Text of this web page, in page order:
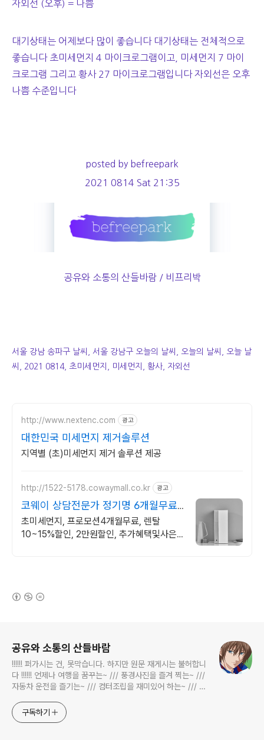
자외선 (오후) = 나쁨
대기상태는 어제보다 많이 좋습니다 대기상태는 전체적으로
좋습니다 초미세먼지 4 마이크로그램이고, 미세먼지 7 마이
크로그램 그리고 황사 27 마이크로그램입니다 자외선은 오후
나쁨 수준입니다
posted by befreepark
2021 0814 Sat 21:35
공유와 소통의 산들바람 / 비프리박
서울 강남 송파구 날씨, 서울 강남구 오늘의 날씨, 오늘의 날씨, 오늘 날
씨, 2021 0814, 초미세먼지, 미세먼지, 황사, 자외선
http://www.nextenc.com 광고
대한민국 미세먼지 제거솔루션
지역별 (초)미세먼지 제거 솔루션 제공
http://1522-5178.cowaymall.co.kr 광고
코웨이 상담전문가 정기명 6개월무료,
추가많은혜택
초미세먼지, 프로모션4개월무료, 렌탈
10~15%할인, 2만원할인, 추가혜택및사은
공유와 소통의 산들바람
!!!!!! 퍼가시는 건, 못막습니다. 하지만 원문 재게시는 불허합니
다 !!!!!! 언제나 여행을 꿈꾸는~ /// 풍경사진을 즐겨 찍는~ ///
자동차 운전을 즐기는~ /// 컴터조립을 재미있어 하는~ /// 고
식하는 미드가 있는~ /// 사회적 이슈에 발언하는~ 不老巨
구독하기